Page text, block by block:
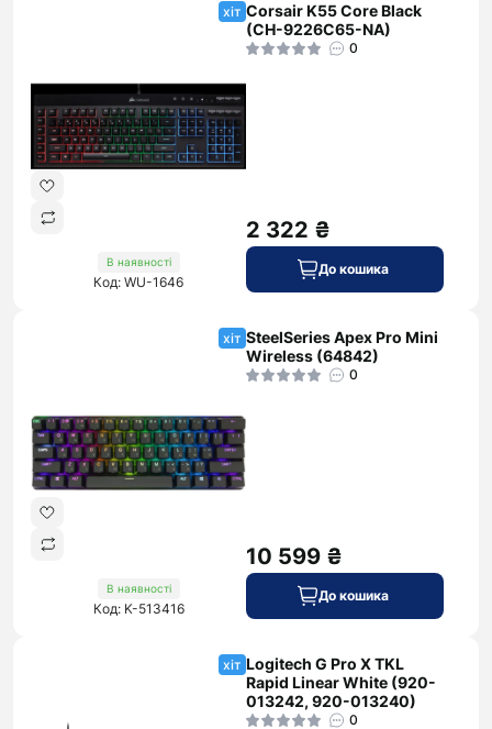
хіт
В наявності
Код: WU-1646
Corsair K55 Core Black
(CH-9226C65-NA)
0
2 322 ₴
До кошика
хіт
В наявності
Код: K-513416
SteelSeries Apex Pro Mini
Wireless (64842)
0
10 599 ₴
До кошика
хіт Logitech G Pro X TKL
Rapid Linear White (920-
013242, 920-013240)
0